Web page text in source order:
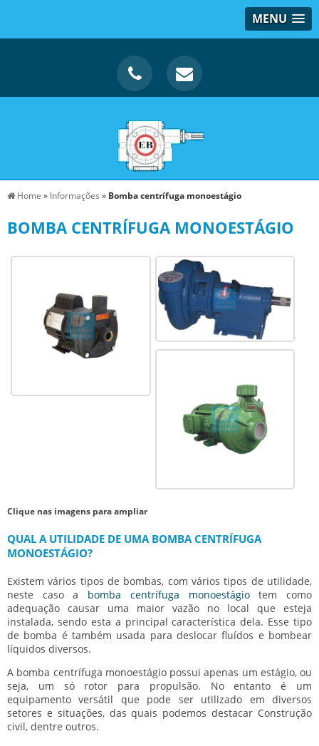
MENU
Home » Informações » Bomba centrífuga monoestágio
BOMBA CENTRÍFUGA MONOESTÁGIO
Clique nas imagens para ampliar
QUAL A UTILIDADE DE UMA BOMBA CENTRÍFUGA
MONOESTÁGIO?
Existem vários tipos de bombas, com vários tipos de utilidade,
neste caso a bomba centrífuga monoestágiotem como
adequação causar uma maior vazão no local que esteja
instalada, sendo esta a principal característica dela. Esse tipo
de bomba é também usada para deslocar fluídos e bombear
líquidos diversos.
A bomba centrífuga monoestágiopossui apenas um estágio, ou
seja, um só rotor para propulsão. No entanto é um
equipamento versátil que pode ser utilizado em diversos
setores e situações, das quais podemos destacar Construção
civil, dentre outros.